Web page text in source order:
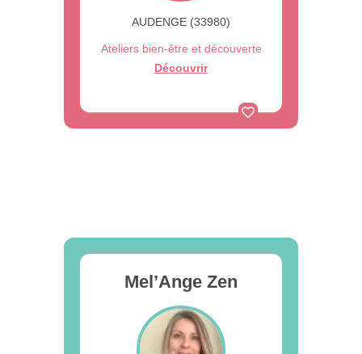
AUDENGE (33980)
Ateliers bien-être et découverte
Découvrir
Mel’Ange Zen